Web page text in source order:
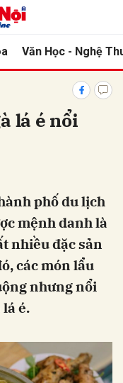
Văn Học - Nghệ
lá é nổi
phố du lịch
mệnh danh là
nhiều đặc sản
các món lẩu
nhưng nổi
é.
Hủy